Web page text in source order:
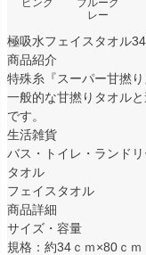
ピンク
ブルーグ
レー
極吸水フェイスタオル
商品紹介
特殊糸『スーパー甘撚
一般的な甘撚りタオル
です。
生活雑貨
バス・トイレ・ランドリ
タオル
フェイスタオル
商品詳細
サイズ・容量
規格：約34ｃｍ×80ｃｍ